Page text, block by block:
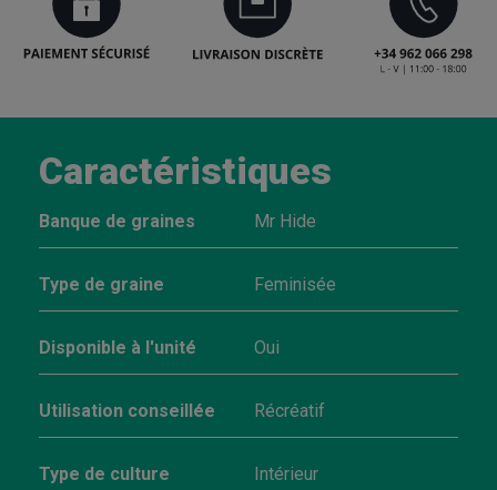
Caractéristiques
Banque de graines Mr Hide
Type de graine Feminisée
Disponible à l'unité Oui
Utilisation conseillée Récréatif
Type de culture
Intérieur